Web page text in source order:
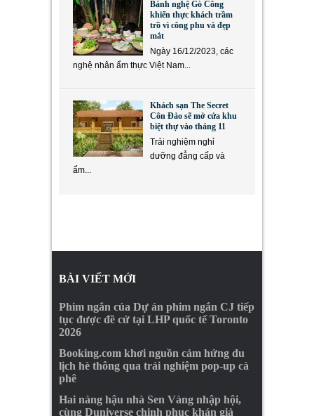
Bánh nghệ Gò Công
khiến thực khách trầm
trồ vì công phu và đẹp
mắt
Ngày 16/12/2023, các
nghệ nhân ẩm thực Việt Nam...
Khách sạn The Secret
Côn Đảo sẽ mở cửa khu
biệt thự vào tháng 11
Trải nghiệm nghỉ
dưỡng đẳng cấp và
ẩm...
BÀI VIẾT MỚI
Phim ngắn của Dự án phim ngắn CJ tiếp
tục được đề cử tại LHP quốc tế Toronto
2026
Booking.com khơi nguồn cảm hứng du
lịch hè thông qua trải nghiệm pop-up cà
phê
Hai nàng hậu nhà Sen Vàng nhập hội,
cùng Duniverse chinh phục khán giả